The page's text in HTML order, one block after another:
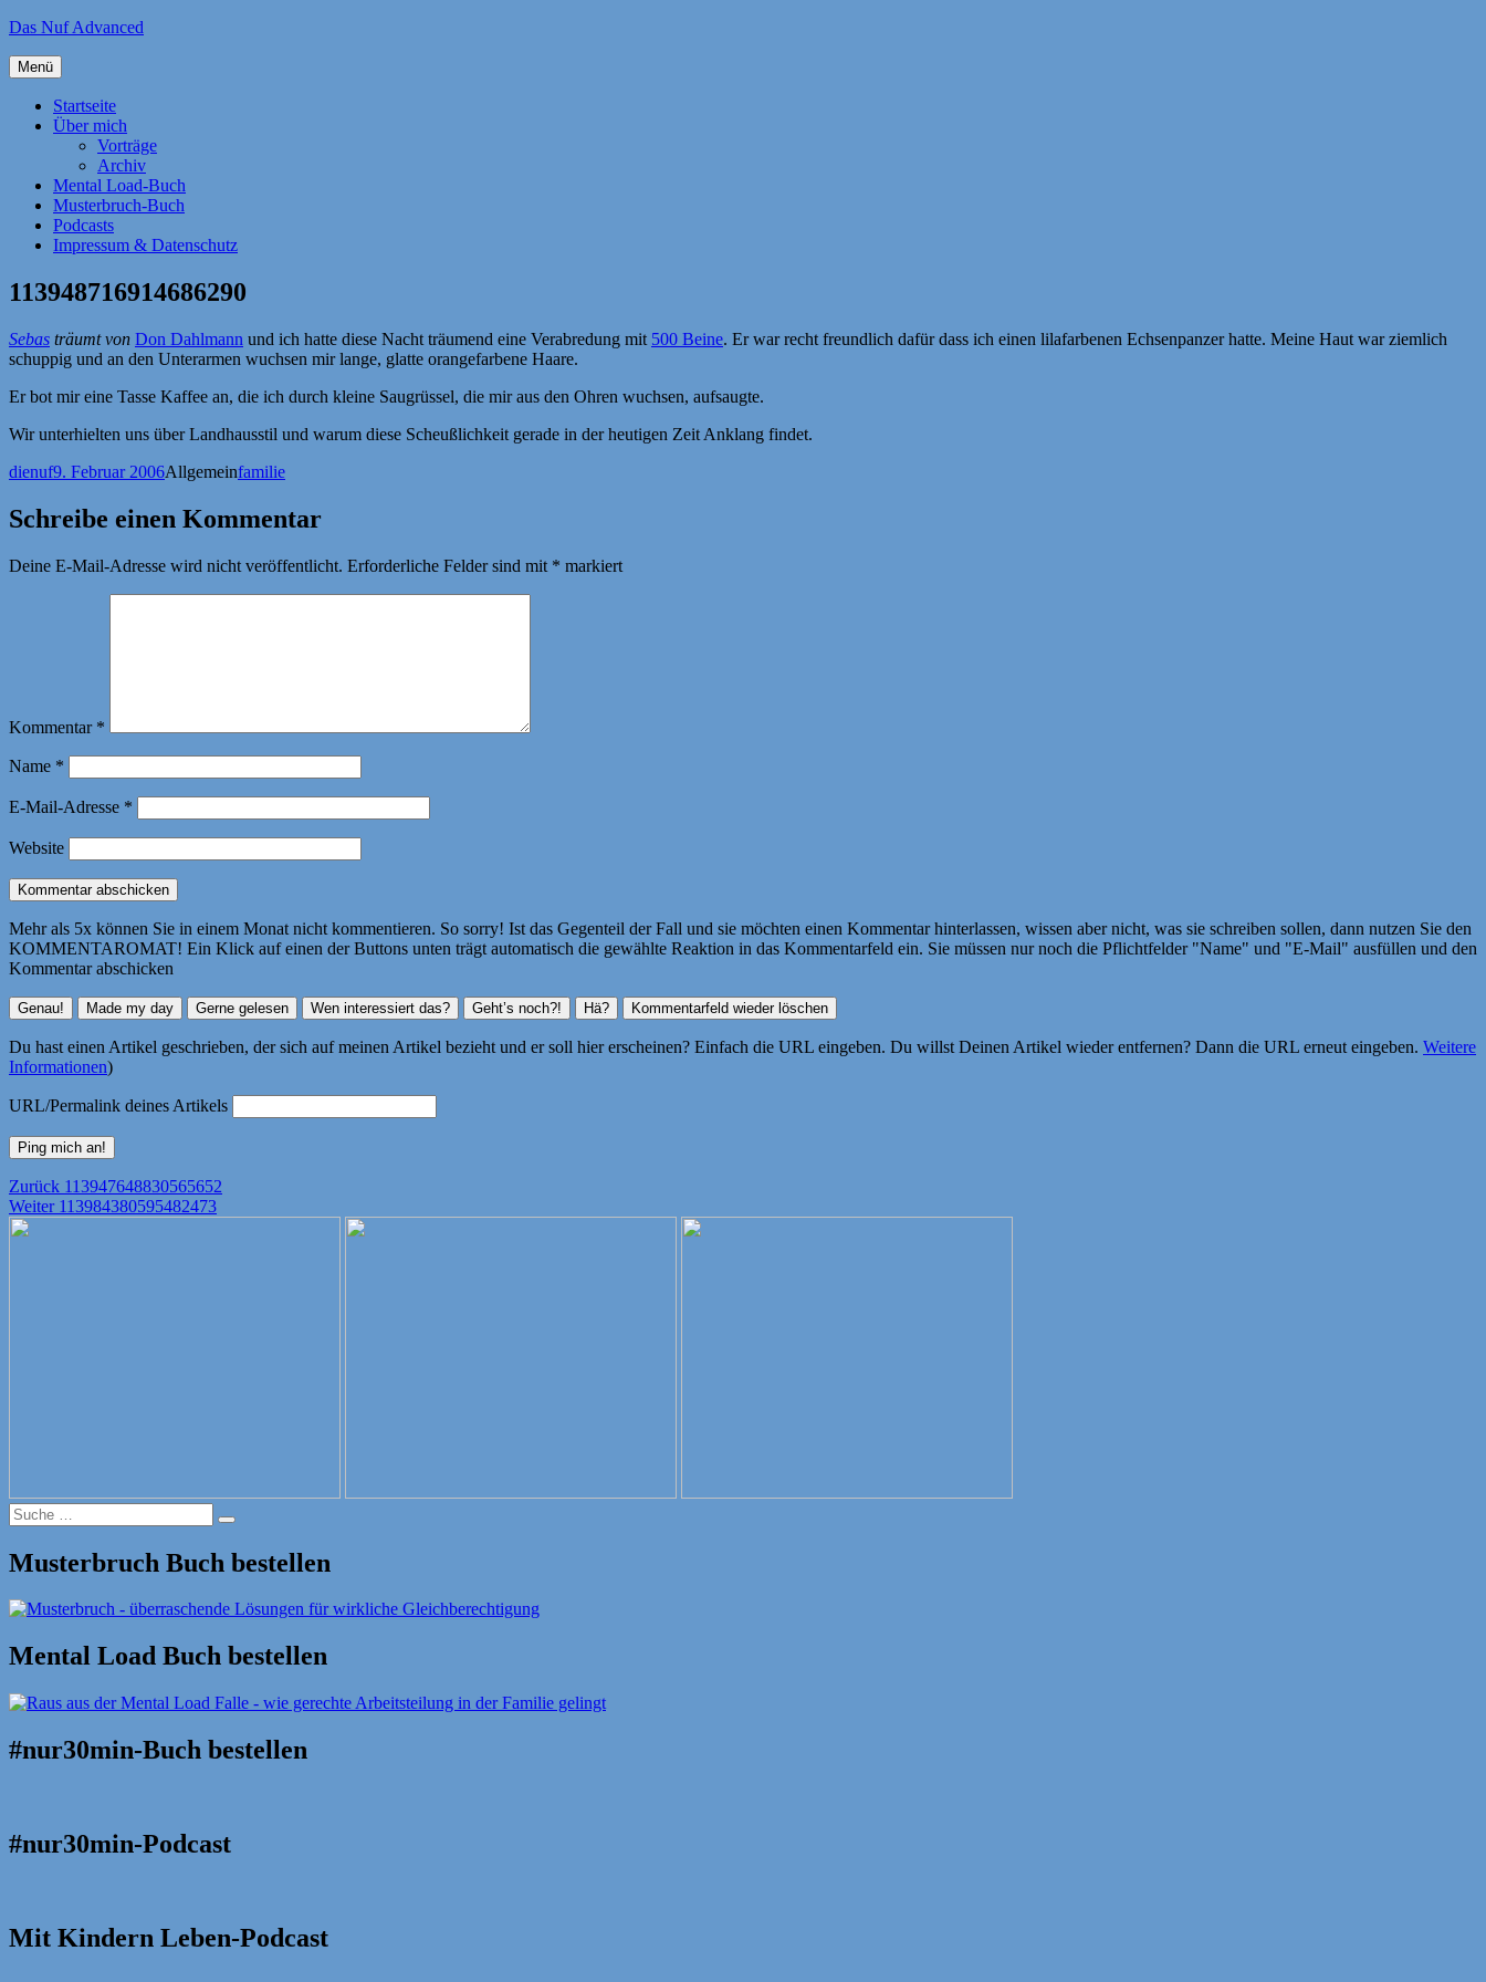
Zum
springen
Das Nuf Advanced
Menü
Startseite
Über mich
Vorträge
Archiv
Mental Load-Buch
Musterbruch-Buch
Podcasts
Impressum & Datenschutz
113948716914686290
Sebas träumt von Don Dahlmann und ich hatte diese Nacht träumend eine Verabredung mit 500 Beine. Er war recht freundlich dafür dass ich einen lilafarbenen Echsenpanzer hatte. Meine Haut war ziemlich
schuppig und an den Unterarmen wuchsen mir lange, glatte orangefarbene Haare.
Er bot mir eine Tasse Kaffee an, die ich durch kleine Saugrüssel, die mir aus den Ohren wuchsen, aufsaugte.
Wir unterhielten uns über Landhausstil und warum diese Scheußlichkeit gerade in der heutigen Zeit Anklang findet.
Autor
dienufVeröffentlicht
9. Februar 2006Kategorien
AllgemeinSchlagwörter
familie
Schreibe einen Kommentar
Deine E-Mail-Adresse wird nicht veröffentlicht. Erforderliche Felder sind mit * markiert
Kommentar *
Name *
E-Mail-Adresse *
Website
Mehr als 5x können Sie in einem Monat nicht kommentieren. So sorry! Ist das Gegenteil der Fall und sie möchten einen Kommentar hinterlassen, wissen aber nicht, was sie schreiben sollen, dann nutzen Sie den
KOMMENTAROMAT! Ein Klick auf einen der Buttons unten trägt automatisch die gewählte Reaktion in das Kommentarfeld ein. Sie müssen nur noch die Pflichtfelder "Name" und "E-Mail" ausfüllen und den
Kommentar abschicken
Du hast einen Artikel geschrieben, der sich auf meinen Artikel bezieht und er soll hier erscheinen? Einfach die URL eingeben. Du willst Deinen Artikel wieder entfernen? Dann die URL erneut eingeben. Weitere
Informationen)
URL/Permalink deines Artikels
Beitragsnavigation
Zurück Vorheriger
Beitrag:
113947648830565652
Weiter Nächster
113984380595482473
Suche
nach:
Suche
Musterbruch Buch bestellen
Mental Load Buch bestellen
#nur30min-Buch bestellen
#nur30min-Podcast
Mit Kindern Leben-Podcast